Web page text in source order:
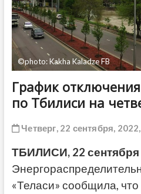
©photo: Kakha Kaladze FB
График
по Тбилиси на
Четверг, 22 сентября,
ТБИЛИСИ, 22 сентября
«Теласи» сообщила, что